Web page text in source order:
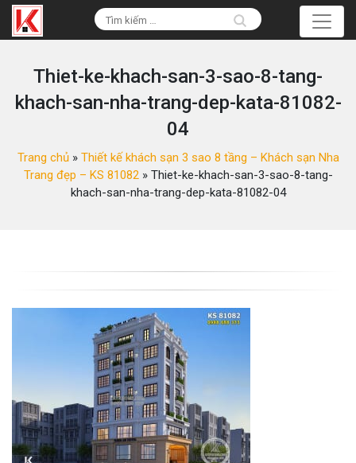
Thiet-ke-khach-san-3-sao-8-tang-
khach-san-nha-trang-dep-kata-81082-
04
Trang chủ» Thiết kế khách sạn 3 sao 8 tầng – Khách sạn Nha
Trang đẹp – KS 81082» Thiet-ke-khach-san-3-sao-8-tang-
khach-san-nha-trang-dep-kata-81082-04